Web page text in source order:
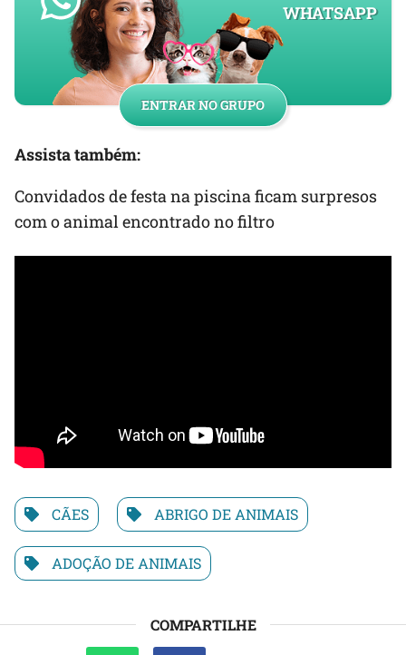
WHATSAPP
ENTRAR NO GRUPO
Assista também:
Convidados de festa na piscina ficam surpresos
com o animal encontrado no filtro
CÃES ABRIGO DE ANIMAIS
ADOÇÃO DE ANIMAIS
COMPARTILHE